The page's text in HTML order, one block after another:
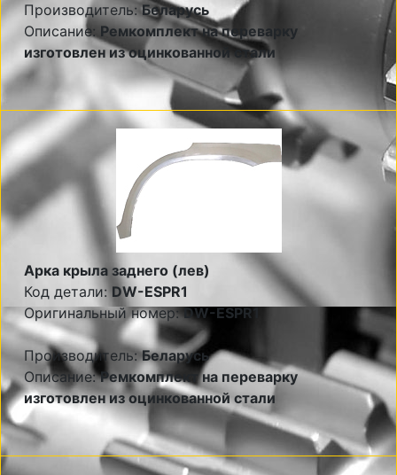
Производитель:Беларусь
Описание: Ремкомплект на переварку
изготовлен из оцинкованной стали
Арка крыла заднего (лев)
Код детали: DW-ESPR1
Оригинальный номер:DW-ESPR1
Производитель:Беларусь
Описание:Ремкомплект на переварку
изготовлен из оцинкованной стали